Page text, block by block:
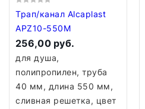
Трап/канал Alcaplast
APZ10-550M
256,00 руб.
для душа,
полипропилен, труба
40 мм, длина 550 мм,
сливная решетка, цвет